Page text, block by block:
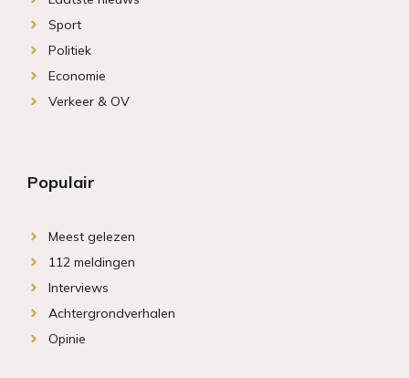
Sport
Politiek
Economie
Verkeer & OV
Populair
Meest gelezen
112 meldingen
Interviews
Achtergrondverhalen
Opinie